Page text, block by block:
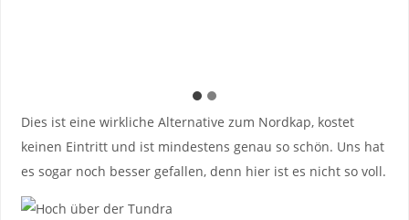
Dies ist eine wirkliche Alternative zum Nordkap, kostet
keinen Eintritt und ist mindestens genau so schön. Uns hat
es sogar noch besser gefallen, denn hier ist es nicht so voll.